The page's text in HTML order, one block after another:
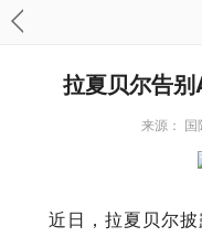
拉夏贝尔告
来源： 国
近日，拉夏贝尔披